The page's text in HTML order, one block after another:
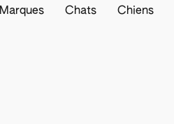
Marques Chats Chiens